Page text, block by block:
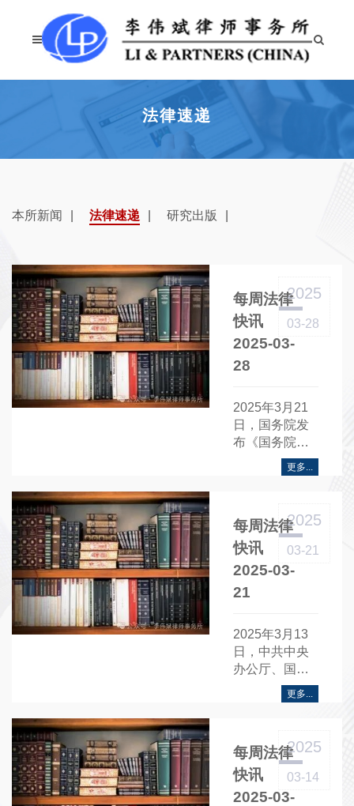
法律速递
本所新闻 法律速递 研究出版
每周法律
快讯
2025-03-
28
2025
03-28
2025年3月21
日，国务院发
布《国务院办
公厅转发商务
部〈关于支持
城市培育建设
的若干措施〉
的通知》。
更多...
每周法律
快讯
2025-03-
21
2025
03-21
2025年3月13
日，中共中央
办公厅、国务
院办公厅联合
发布《中共中
院办公厅关于
进一步强化食
品安全全链条
监管的意
更多...
每周法律
快讯
2025-03-
2025
03-14